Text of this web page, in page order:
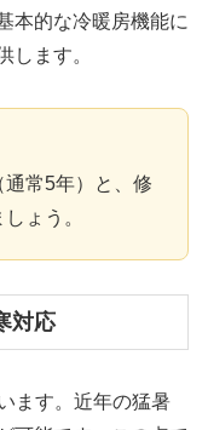
本的な冷暖房機能に
します。
常5年）と、修
ょう。
対応
ます。近年の猛暑